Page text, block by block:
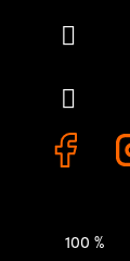
100 %